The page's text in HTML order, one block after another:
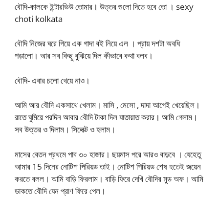
বৌদি-কালকে ইন্টারভিউ তোমার। উত্তর গুলো দিতে হবে তো । sexy
choti kolkata
বৌদি নিজের ঘরে গিয়ে এক গাদা বই নিয়ে এল । প্রায় দশটা অবধি
পড়ালো। আর সব কিছু বুঝিয়ে দিল কীভাবে কথা বলব।
বৌদি- এবার চলো খেয়ে নাও।
আমি আর বৌদি একসাথে খেলাম। মাসি , মেসো , দাদা আগেই খেয়েছিল।
রাতে ঘুমিয়ে পরদিন আবার বৌদি টাকা দিল যাতায়াত করার। আমি গেলাম।
সব উত্তর ও দিলাম। সিলেক্ট ও হলাম।
মাসের বেতন প্রথমে পাব ৩০ হাজার। ছয়মাস পরে আরও বাড়বে । যেহেতু
আমার 15 দিনের নোটিশ পিরিয়ড তাই। নোটিশ পিরিয়ড শেষ হতেই জয়েন
করতে বলল। আমি বাড়ি ফিরলাম। বাড়ি ফিরে দেখি বৌদির মুড অফ। আমি
ডাকতে বৌদি যেন প্রাণ ফিরে পেল।